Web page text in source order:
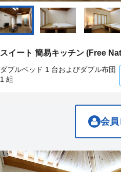
key
to
get
the
shortcuts
for
changing
dates.
key
to
get
for
スイート 簡易キッチン (Free
ダブルベッド 1 台およびダブル布団
1 組
会員